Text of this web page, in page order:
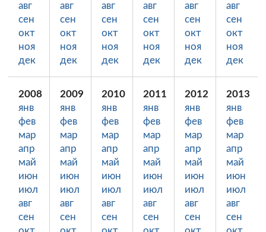
авг
сен
окт
ноя
дек
авг
сен
окт
ноя
дек
авг
сен
окт
ноя
дек
авг
сен
окт
ноя
дек
авг
сен
окт
ноя
дек
авг
сен
окт
ноя
дек
2008
янв
фев
мар
апр
май
июн
июл
авг
сен
2009
янв
фев
мар
апр
май
июн
июл
авг
сен
2010
янв
фев
мар
апр
май
июн
июл
авг
сен
2011
янв
фев
мар
апр
май
июн
июл
авг
сен
2012
янв
фев
мар
апр
май
июн
июл
авг
сен
2013
янв
фев
мар
апр
май
июн
июл
авг
сен